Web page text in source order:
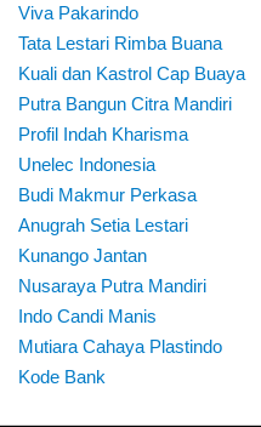
Viva Pakarindo
Tata Lestari Rimba Buana
Kuali dan Kastrol Cap Buaya
Putra Bangun Citra Mandiri
Profil Indah Kharisma
Unelec Indonesia
Budi Makmur Perkasa
Anugrah Setia Lestari
Kunango Jantan
Nusaraya Putra Mandiri
Indo Candi Manis
Mutiara Cahaya Plastindo
Kode Bank